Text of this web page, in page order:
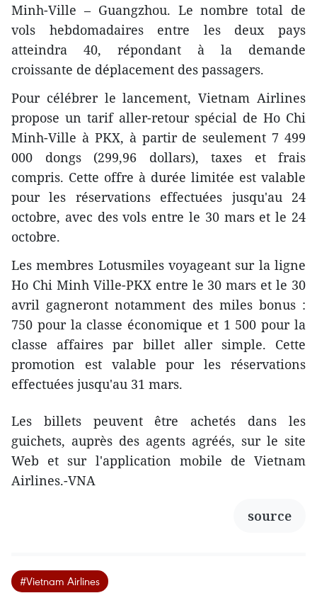
Minh-Ville – Guangzhou. Le nombre total de
vols hebdomadaires entre les deux pays
atteindra 40, répondant à la demande
croissante de déplacement des passagers.
Pour célébrer le lancement, Vietnam Airlines
propose un tarif aller-retour spécial de Ho Chi
Minh-Ville à PKX, à partir de seulement 7 499
000 dongs (299,96 dollars), taxes et frais
compris. Cette offre à durée limitée est valable
pour les réservations effectuées jusqu'au 24
octobre, avec des vols entre le 30 mars et le 24
octobre.
Les membres Lotusmiles voyageant sur la ligne
Ho Chi Minh Ville-PKX entre le 30 mars et le 30
avril gagneront notamment des miles bonus :
750 pour la classe économique et 1 500 pour la
classe affaires par billet aller simple. Cette
promotion est valable pour les réservations
effectuées jusqu'au 31 mars.
Les billets peuvent être achetés dans les
guichets, auprès des agents agréés, sur le site
Web et sur l'application mobile de Vietnam
Airlines.-VNA
source
#Vietnam Airlines